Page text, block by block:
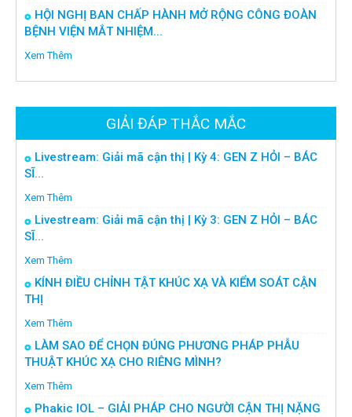
HỘI NGHỊ BAN CHẤP HÀNH MỞ RỘNG CÔNG ĐOÀN
BỆNH VIỆN MẮT NHIỆM...
Xem Thêm
GIẢI ĐÁP THẮC MẮC
Livestream: Giải mã cận thị | Kỳ 4: GEN Z HỎI – BÁC
SĨ...
Xem Thêm
Livestream: Giải mã cận thị | Kỳ 3: GEN Z HỎI – BÁC
SĨ...
Xem Thêm
KÍNH ĐIỀU CHỈNH TẬT KHÚC XẠ VÀ KIỂM SOÁT CẬN
THỊ
Xem Thêm
LÀM SAO ĐỂ CHỌN ĐÚNG PHƯƠNG PHÁP PHẪU
THUẬT KHÚC XẠ CHO RIÊNG MÌNH?
Xem Thêm
Phakic IOL – GIẢI PHÁP CHO NGƯỜI CẬN THỊ NẶNG